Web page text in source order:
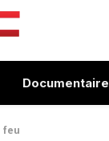
Documentaire
feu